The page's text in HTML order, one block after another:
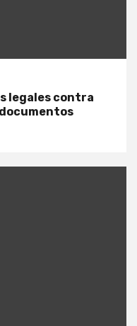
legales contra